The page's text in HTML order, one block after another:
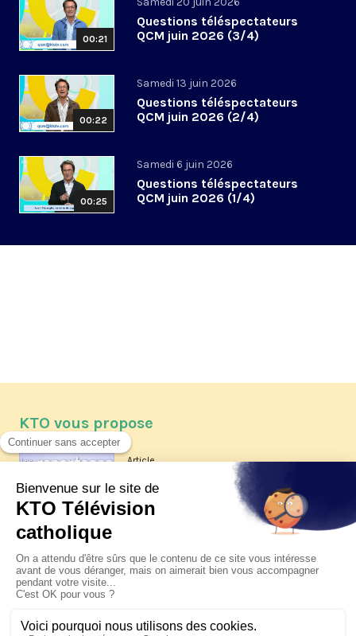
00:21
Questions téléspectateurs
QCM juin 2026 (3/4)
00:22
Samedi 13 juin 2026
Questions téléspectateurs
QCM juin 2026 (2/4)
00:25
Samedi 6 juin 2026
Questions téléspectateurs
QCM juin 2026 (1/4)
KTO vous propose
Article
Les reportages d'été 2026 de KTO
La visite pastorale du pape Léon
XIV à Assise à suivre sur KTO le
jeudi 6 août
Le pape en Uruguay, Argentine et